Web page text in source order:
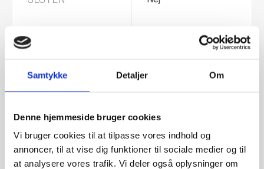
Samtykke Detaljer Om
Denne hjemmeside bruger cookies
Vi bruger cookies til at tilpasse vores indhold og
annoncer, til at vise dig funktioner til sociale medier og til
at analysere vores trafik. Vi deler også oplysninger om
MÆLK
SOYA
JORDNØDDER Nej